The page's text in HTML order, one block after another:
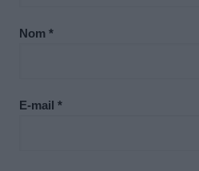
Nom *
E-mail *